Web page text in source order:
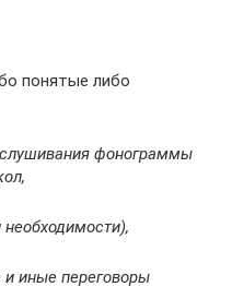
понятые либо
фонограммы
иные переговоры